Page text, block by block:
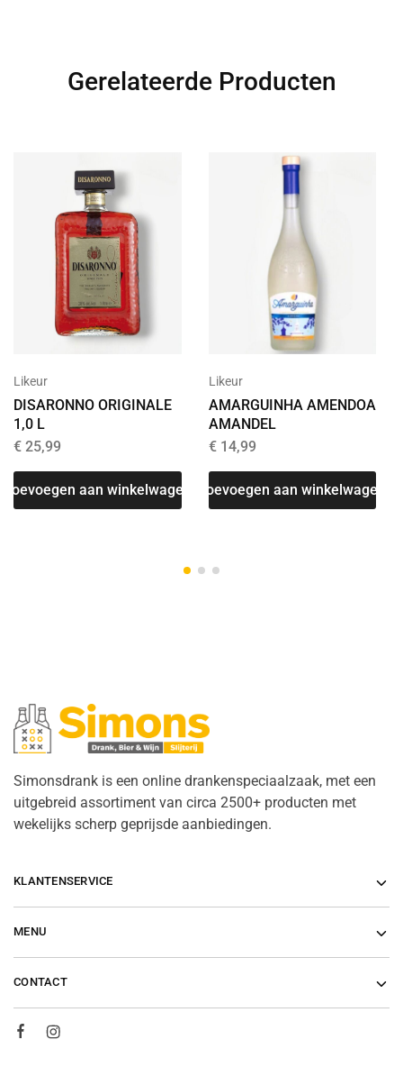
Gerelateerde Producten
Likeur
DISARONNO ORIGINALE
1,0 L
€ 25,99
Toevoegen aan winkelwagen
Likeur
AMARGUINHA AMENDOA
AMANDEL
€14,99
Toevoegen aan winkelwagen
Simonsdrank is een online drankenspeciaalzaak, met een
uitgebreid assortiment van circa 2500+ producten met
wekelijks scherp geprijsde aanbiedingen.
KLANTENSERVICE
MENU
CONTACT